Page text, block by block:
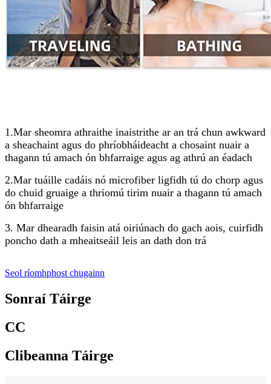
1.Mar sheomra athraithe inaistrithe ar an trá chun awkward
a sheachaint agus do phríobháideacht a chosaint nuair a
thagann tú amach ón bhfarraige agus ag athrú an éadach
2.Mar tuáille cadáis nó microfiber ligfidh tú do chorp agus
do chuid gruaige a thriomú tirim nuair a thagann tú amach
ón bhfarraige
3. Mar dhearadh faisin atá oiriúnach do gach aois, cuirfidh
poncho dath a mheaitseáil leis an dath don trá
Seol ríomhphost chugainn
Sonraí Táirge
CC
Clibeanna Táirge